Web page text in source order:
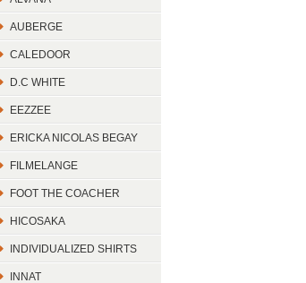
AUBERGE
CALEDOOR
D.C WHITE
EEZZEE
ERICKA NICOLAS BEGAY
FILMELANGE
FOOT THE COACHER
HICOSAKA
INDIVIDUALIZED SHIRTS
INNAT